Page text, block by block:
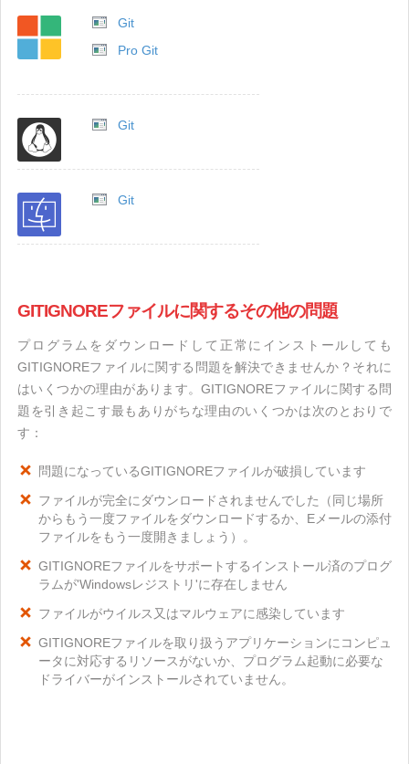
Git
Pro Git
Git
Git
GITIGNOREファイルに関するその他の問題
プログラムをダウンロードして正常にインストールしても
GITIGNOREファイルに関する問題を解決できませんか？それに
はいくつかの理由があります。GITIGNOREファイルに関する問
題を引き起こす最もありがちな理由のいくつかは次のとおりで
す：
問題になっているGITIGNOREファイルが破損しています
ファイルが完全にダウンロードされませんでした（同じ場所
からもう一度ファイルをダウンロードするか、Eメールの添付
ファイルをもう一度開きましょう）。
GITIGNOREファイルをサポートするインストール済のプログ
ラムが'Windowsレジストリ'に存在しません
ファイルがウイルス又はマルウェアに感染しています
GITIGNOREファイルを取り扱うアプリケーションにコンピュ
ータに対応するリソースがないか、プログラム起動に必要な
ドライバーがインストールされていません。